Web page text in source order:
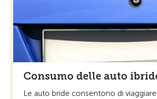
Consumo delle auto
Le auto bride consentono di